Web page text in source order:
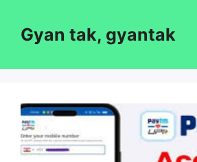
contentGyan tak, gyantak